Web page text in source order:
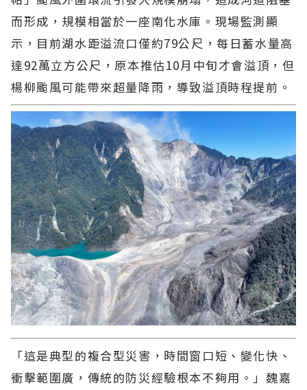
而形成，規模相當於一座南化水庫。現場監測顯
示，目前湖水距溢流口僅約79公尺，每日蓄水量高
達92萬立方公尺，原本推估10月中旬才會溢頂，但
楊柳颱風可能帶來超量降雨，導致溢頂時程提前。
「這是典型的複合型災害，時間窗口短、變化快、
衝擊範圍廣，傳統的防災經驗根本不夠用。」魏嘉